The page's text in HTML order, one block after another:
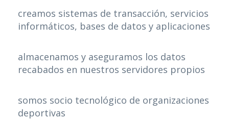
creamos sistemas de transacción, servicios
informáticos, bases de datos y aplicaciones
almacenamos y aseguramos los datos
recabados en nuestros servidores propios
somos socio tecnológico de organizaciones
deportivas